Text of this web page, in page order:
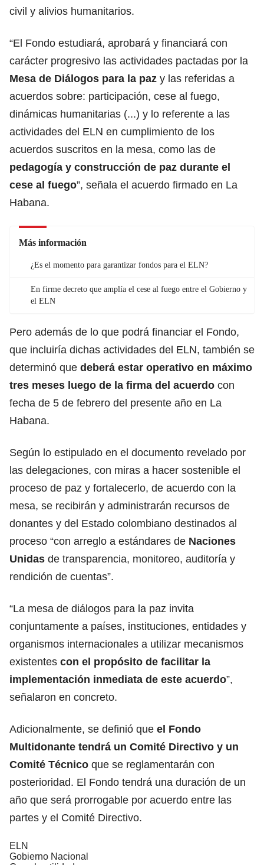
civil y alivios humanitarios.
“El Fondo estudiará, aprobará y financiará con
carácter progresivo las actividades pactadas por la
Mesa de Diálogos para la paz y las referidas a
acuerdos sobre: participación, cese al fuego,
dinámicas humanitarias (...) y lo referente a las
actividades del ELN en cumplimiento de los
acuerdos suscritos en la mesa, como las de
pedagogía y construcción de paz durante el
cese al fuego”, señala el acuerdo firmado en La
Habana.
Más información
¿Es el momento para garantizar fondos para el ELN?
En firme decreto que amplía el cese al fuego entre el Gobierno y
el ELN
Pero además de lo que podrá financiar el Fondo,
que incluiría dichas actividades del ELN, también se
determinó que deberá estar operativo en máximo
tres meses luego de la firma del acuerdo con
fecha de 5 de febrero del presente año en La
Habana.
Según lo estipulado en el documento revelado por
las delegaciones, con miras a hacer sostenible el
proceso de paz y fortalecerlo, de acuerdo con la
mesa, se recibirán y administrarán recursos de
donantes y del Estado colombiano destinados al
proceso “con arreglo a estándares de Naciones
Unidas de transparencia, monitoreo, auditoría y
rendición de cuentas”.
“La mesa de diálogos para la paz invita
conjuntamente a países, instituciones, entidades y
organismos internacionales a utilizar mecanismos
existentes con el propósito de facilitar la
implementación inmediata de este acuerdo”,
señalaron en concreto.
Adicionalmente, se definió que el Fondo
Multidonante tendrá un Comité Directivo y un
Comité Técnico que se reglamentarán con
posterioridad. El Fondo tendrá una duración de un
año que será prorrogable por acuerdo entre las
partes y el Comité Directivo.
ELN
Gobierno Nacional